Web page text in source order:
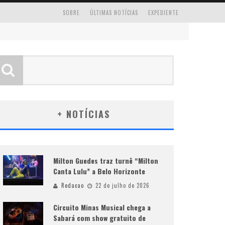
EXPEDIENTE
ÚLTIMAS NOTÍCIAS
SOBRE
+ NOTÍCIAS
Milton Guedes traz turnê “Milton
Canta Lulu” a Belo Horizonte
Redacao 22 de julho de 2026
Circuito Minas Musical chega a
Sabará com show gratuito de